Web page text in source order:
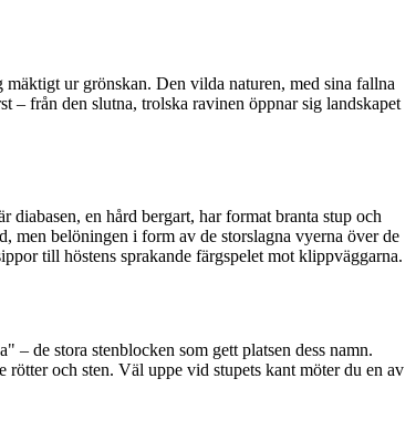
mäktigt ur grönskan. Den vilda naturen, med sina fallna
– från den slutna, trolska ravinen öppnar sig landskapet
en hård bergart, har format branta stup och
men belöningen i form av de storslagna vyerna över de
till höstens sprakande färgspelet mot klippväggarna.
– de stora stenblocken som gett platsen dess namn.
och sten. Väl uppe vid stupets kant möter du en av